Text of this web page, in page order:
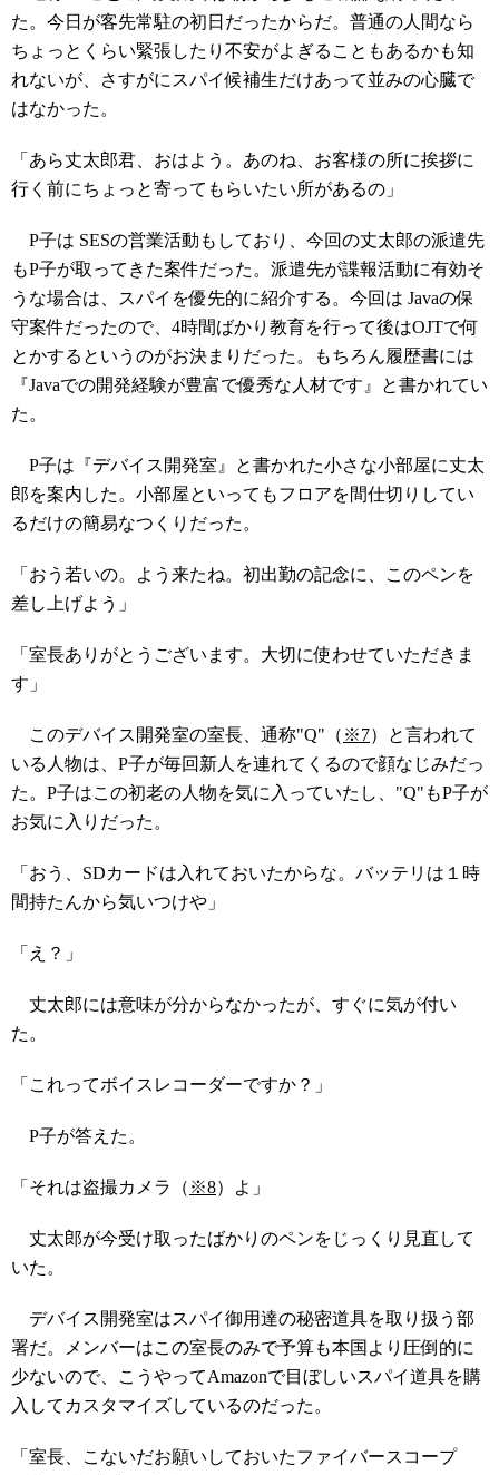
た。今日が客先常駐の初日だったからだ。普通の人間なら
ちょっとくらい緊張したり不安がよぎることもあるかも知
れないが、さすがにスパイ候補生だけあって並みの心臓で
はなかった。
「あら丈太郎君、おはよう。あのね、お客様の所に挨拶に
行く前にちょっと寄ってもらいたい所があるの」
P子は SESの営業活動もしており、今回の丈太郎の派遣先
もP子が取ってきた案件だった。派遣先が諜報活動に有効そ
うな場合は、スパイを優先的に紹介する。今回は Javaの保
守案件だったので、4時間ばかり教育を行って後はOJTで何
とかするというのがお決まりだった。もちろん履歴書には
『Javaでの開発経験が豊富で優秀な人材です』と書かれてい
た。
P子は『デバイス開発室』と書かれた小さな小部屋に丈太
郎を案内した。小部屋といってもフロアを間仕切りしてい
るだけの簡易なつくりだった。
「おう若いの。よう来たね。初出勤の記念に、このペンを
差し上げよう」
「室長ありがとうございます。大切に使わせていただきま
す」
このデバイス開発室の室長、通称"Q"（ ※7）と言われて
いる人物は、P子が毎回新人を連れてくるので顔なじみだっ
た。P子はこの初老の人物を気に入っていたし、"Q"もP子が
お気に入りだった。
「おう、SDカードは入れておいたからな。バッテリは１時
間持たんから気いつけや」
「え？」
丈太郎には意味が分からなかったが、すぐに気が付い
た。
「これってボイスレコーダーですか？」
P子が答えた。
「それは盗撮カメラ（ ※8）よ」
丈太郎が今受け取ったばかりのペンをじっくり見直して
いた。
デバイス開発室はスパイ御用達の秘密道具を取り扱う部
署だ。メンバーはこの室長のみで予算も本国より圧倒的に
少ないので、こうやってAmazonで目ぼしいスパイ道具を購
入してカスタマイズしているのだった。
「室長、こないだお願いしておいたファイバースコープ